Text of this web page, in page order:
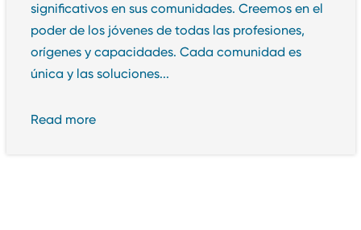
significativos en sus comunidades. Creemos en el
poder de los jóvenes de todas las profesiones,
orígenes y capacidades. Cada comunidad es
única y las soluciones...
Read more